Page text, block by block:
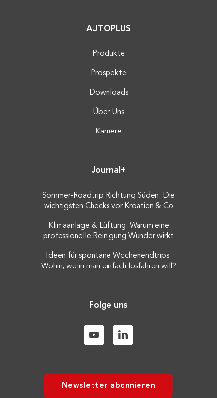
AUTOPLUS
Produkte
Prospekte
Downloads
Über Uns
Karriere
Journal+
Sommer-Roadtrip Richtung Süden: Die
wichtigsten Checks vor Kroatien & Co
Klimaanlage & Lüftung: Warum eine
professionelle Reinigung Wunder wirkt
Ideen für spontane Wochenendtrips:
Wohin, wenn man einfach losfahren will?
Folge uns
Newsletter abonnieren